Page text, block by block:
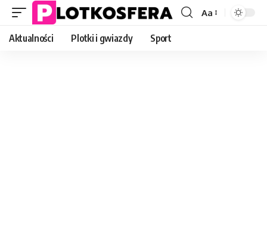
Font
Aa
Aktualności Plotki i gwiazdy Sport